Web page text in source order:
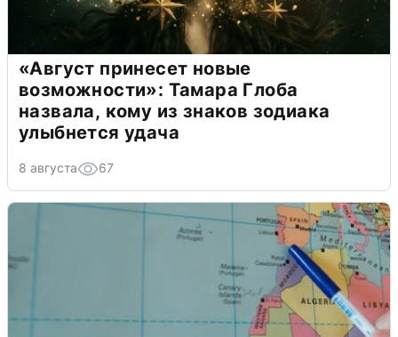
«Август принесет новые
возможности»: Тамара Глоба
назвала, кому из знаков зодиака
улыбнется удача
8 августа 67